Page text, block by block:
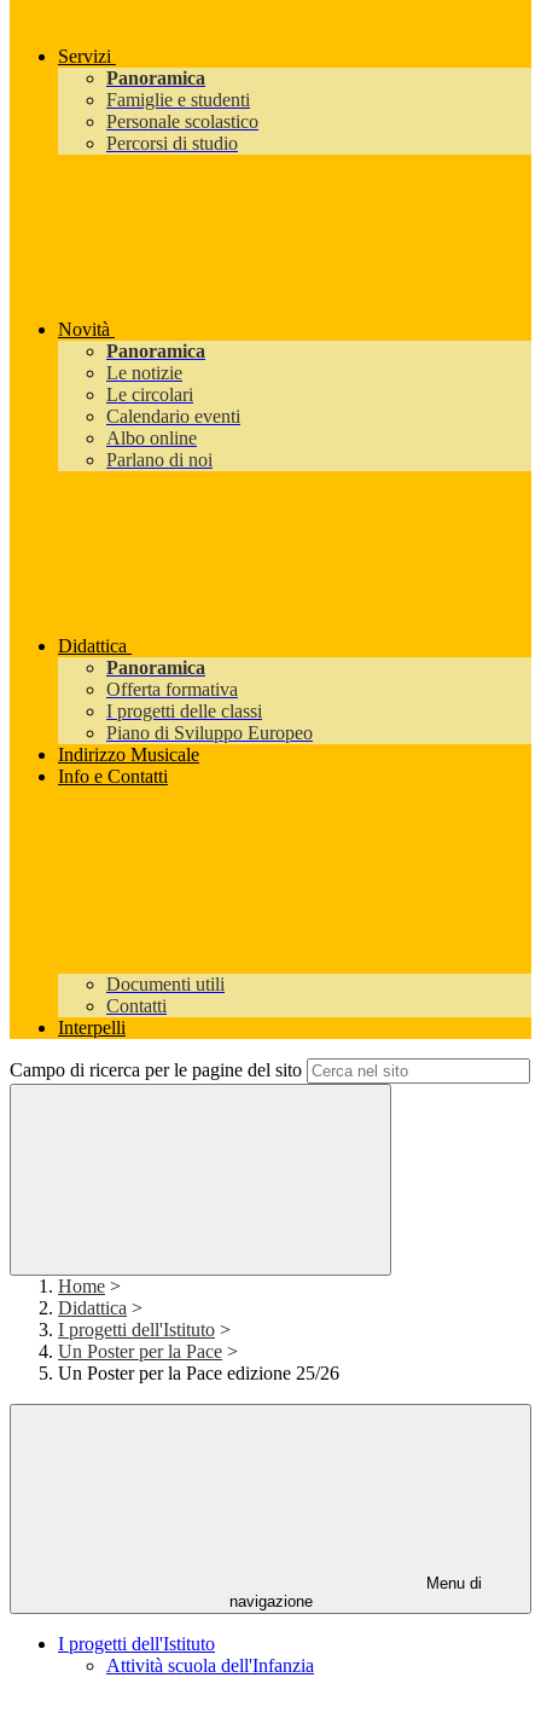
Servizi
Panoramica
Famiglie e studenti
Personale scolastico
Percorsi di studio
Novità
Panoramica
Le notizie
Le circolari
Calendario eventi
Albo online
Parlano di noi
Didattica
Panoramica
Offerta formativa
I progetti delle classi
Piano di Sviluppo Europeo
Indirizzo Musicale
Info e Contatti
Documenti utili
Contatti
Interpelli
Campo di ricerca per le pagine del sito
Home >
Didattica >
I progetti dell'Istituto >
Un Poster per la Pace >
Un Poster per la Pace edizione 25/26
Menu di
navigazione
I progetti dell'Istituto
Attività scuola dell'Infanzia